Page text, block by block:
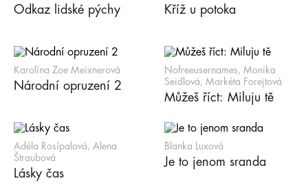
Odkaz lidské pýchy Kříž u potoka
Karolína Zoe Meixnerová
Národní opruzení 2
Nofreeusernames, Monika
Seidlová, Markéta Forejtová
Můžeš říct: Miluju tě
Adéla Rosípalová, Alena
Štraubová
Lásky čas
Blanka Luxová
Je to jenom sranda